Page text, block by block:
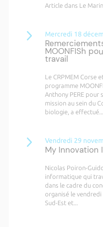
Article dans Le Marin.
Mercredi 18
MOONFISh
travail
Le CRPMEM Corse
programme
Anthony PERE pour
mission au sein du
biologie, a effectué...
Vendredi 29
My Innovation
Nicolas Poiron-
informatique qui
dans le cadre du
organisé le vendredi
Sud-Est et...